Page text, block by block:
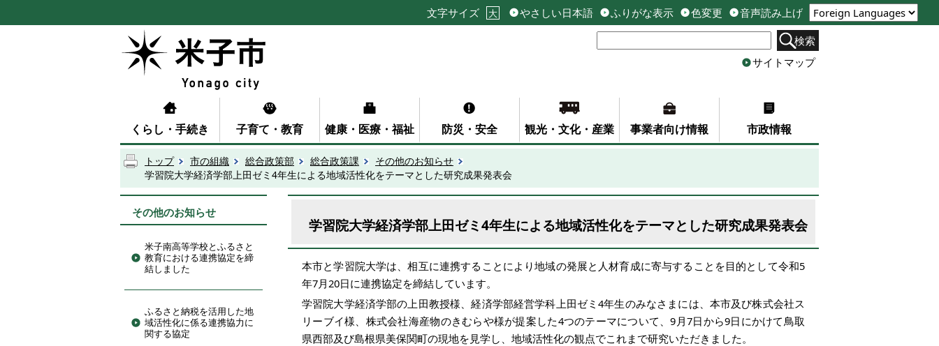
文字サイズ 大 やさしい日本語 ふりがな表示 色変更
音声読み上げ
検索
サイトマップ
くらし・手続き 子育て・教育 健康・医療・福祉 防災・安全 観光・文化・産業 事業者向け情報 市政情報
トップ 市の組織 総合政策部 総合政策課
その他のお知らせ
学習院大学経済学部上田ゼミ4年生による地域活性化をテーマとした研究成果発表会
その他のお知らせ
米子南高等学校とふるさと
教育における連携協定を締
結しました
ふるさと納税を活用した地
域活性化に係る連携協力に
関する協定
学習院大学経済学部上田ゼミ4年生による地域活性化をテーマとした研究成果発表会
本市と学習院大学は、相互に連携することにより地域の発展と人材育成に寄与することを目的として令和5
年7月20日に連携協定を締結しています。
学習院大学経済学部の上田教授様、経済学部経営学科上田ゼミ4年生のみなさまには、本市及び株式会社ス
リーブイ様、株式会社海産物のきむらや様が提案した4つのテーマについて、9月7日から9日にかけて鳥取
県西部及び島根県美保関町の現地を見学し、地域活性化の観点でこれまで研究いただきました。